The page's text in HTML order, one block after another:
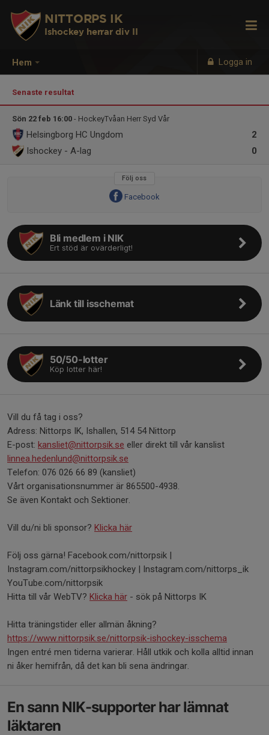
Hem Logga in
NITTORPS IK
Ishockey herrar div II
Senaste resultat
Sön 22 feb 16:00 - HockeyTvåan Herr Syd Vår
2
Helsingborg HC Ungdom
0
Ishockey - A-lag
Följ oss
Facebook
Bli medlem i NIK
Ert stöd är ovärderligt!
Länk till isschemat
50/50-lotter
Köp lotter här!
Vill du få tag i oss?
Adress: Nittorps IK, Ishallen, 514 54 Nittorp
E-post: kansliet@nittorpsik.se eller direkt till vår kanslist
linnea.hedenlund@nittorpsik.se
Telefon: 076 026 66 89 (kansliet)
Vårt organisationsnummer är 865500-4938.
Se även Kontakt och Sektioner.
Vill du/ni bli sponsor? Klicka här
Följ oss gärna! Facebook.com/nittorpsik |
Instagram.com/nittorpsikhockey | Instagram.com/nittorps_ik
YouTube.com/nittorpsik
Hitta till vår WebTV? Klicka här - sök på Nittorps IK
Hitta träningstider eller allmän åkning?
https://www.nittorpsik.se/nittorpsik-ishockey-isschema
Ingen entré men tiderna varierar. Håll utkik och kolla alltid innan
ni åker hemifrån, då det kan bli sena ändringar.
En sann NIK-supporter har lämnat
läktaren